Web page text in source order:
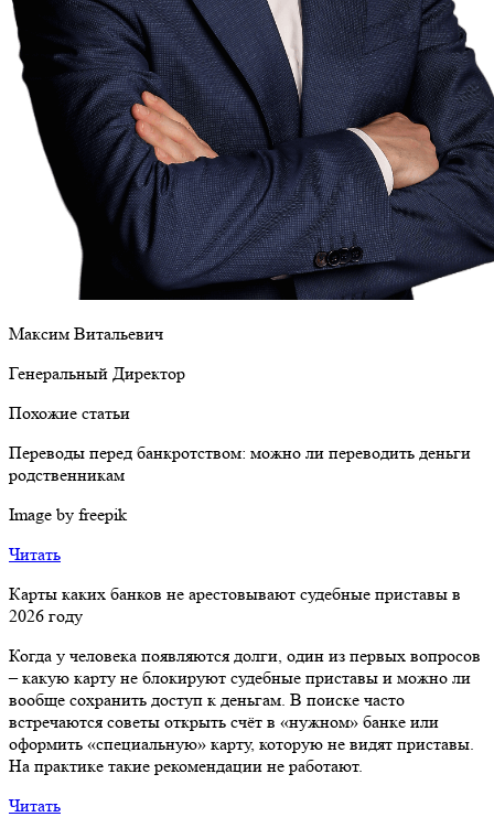
Максим Витальевич
Генеральный Директор
Похожие статьи
Переводы перед банкротством: можно ли переводить деньги
родственникам
Image by freepik
Читать
Карты каких банков не арестовывают судебные приставы в
2026 году
Когда у человека появляются долги, один из первых вопросов
– какую карту не блокируют судебные приставы и можно ли
вообще сохранить доступ к деньгам. В поиске часто
встречаются советы открыть счёт в «нужном» банке или
оформить «специальную» карту, которую не видят приставы.
На практике такие рекомендации не работают.
Читать